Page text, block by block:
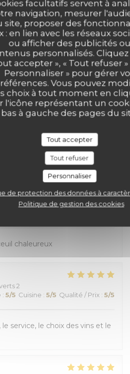
facultatifs servent à
navigation, mesurer
site, proposer des
: en lien avec les réseaux
ou afficher des publicités ou
personnalisés. Cliquez
accepter », « Tout refuser »
Personnaliser » pour gérer
Vous pouvez
choix à tout moment en
l'icône représentant un
bas à gauche des pages du
Tout accepter
Tout refuser
Personnaliser
de protection des données à
Politique de gestion des cookies
de nos clients
4
/5 Cuisine /5 Qualité / Prix
van een geweldig diner!
het eten is bijzonder lekker
was perfect! Een absolute
3
Cuisine: 4/5 Qualité / Prix:
chaleureux
2
: 5/5 Cuisine : 5/5 Qualité / Prix : 5/5
service, le choix des vins et le